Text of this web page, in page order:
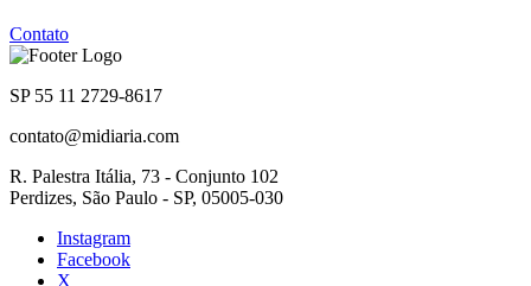
Contato
SP 55 11 2729-8617
contato@midiaria.com
R. Palestra Itália, 73 - Conjunto 102
Perdizes, São Paulo - SP, 05005-030
Instagram
Facebook
X